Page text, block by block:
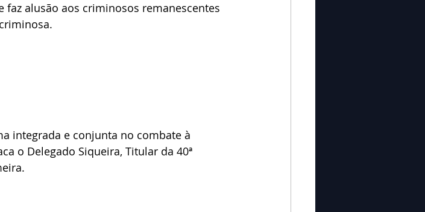
alusão aos criminosos remanescentes
integrada e conjunta no combate à
o Delegado Siqueira, Titular da 40ª